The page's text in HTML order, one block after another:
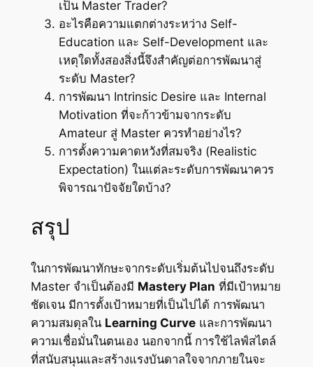
เป็น Master Trader?
อะไรคือความแตกต่างระหว่าง Self-
Education และ Self-Development และ
เหตุใดทั้งสองสิ่งนี้จึงสำคัญต่อการพัฒนาสู่
ระดับ Master?
การพัฒนา Intrinsic Desire และ Internal
Motivation ที่จะก้าวข้ามจากระดับ
Amateur สู่ Master ควรทำอย่างไร?
การตั้งความคาดหวังที่สมจริง (Realistic
Expectation) ในแต่ละระดับการพัฒนาควร
พิจารณาปัจจัยใดบ้าง?
สรุป
ในการพัฒนาทักษะจากระดับเริ่มต้นไปจนถึงระดับ
Master จำเป็นต้องมี Mastery Plan ที่มีเป้าหมาย
ชัดเจน มีการตั้งเป้าหมายที่เป็นไปได้ การพัฒนา
ความสมดุลใน Learning Curveและการพัฒนา
ความเชื่อมั่นในตนเอง นอกจากนี้ การใช้ไลฟ์สไตล์
ที่สนับสนุนและสร้างแรงบันดาลใจจากภายในจะ